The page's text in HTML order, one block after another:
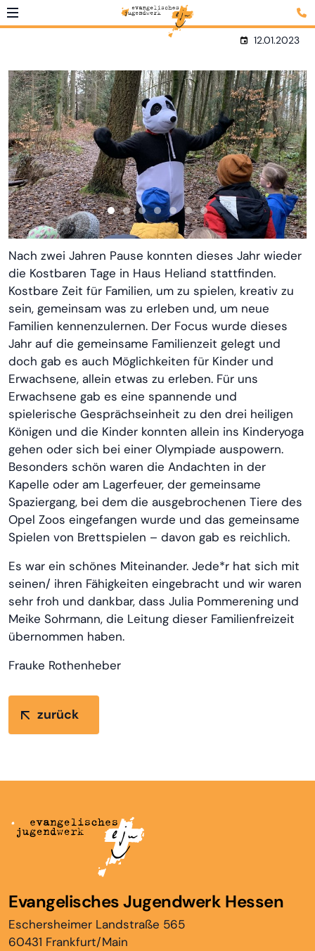
12.01.2023
Nach zwei Jahren Pause konnten dieses Jahr wieder
die Kostbaren Tage in Haus Heliand stattfinden.
Kostbare Zeit für Familien, um zu spielen, kreativ zu
sein, gemeinsam was zu erleben und, um neue
Familien kennenzulernen. Der Focus wurde dieses
Jahr auf die gemeinsame Familienzeit gelegt und
doch gab es auch Möglichkeiten für Kinder und
Erwachsene, allein etwas zu erleben. Für uns
Erwachsene gab es eine spannende und
spielerische Gesprächseinheit zu den drei heiligen
Königen und die Kinder konnten allein ins Kinderyoga
gehen oder sich bei einer Olympiade auspowern.
Besonders schön waren die Andachten in der
Kapelle oder am Lagerfeuer, der gemeinsame
Spaziergang, bei dem die ausgebrochenen Tiere des
Opel Zoos eingefangen wurde und das gemeinsame
Spielen von Brettspielen – davon gab es reichlich.
Es war ein schönes Miteinander. Jede*r hat sich mit
seinen/ ihren Fähigkeiten eingebracht und wir waren
sehr froh und dankbar, dass Julia Pommerening und
Meike Sohrmann, die Leitung dieser Familienfreizeit
übernommen haben.
Frauke Rothenheber
zurück
Evangelisches Jugendwerk Hessen
Eschersheimer Landstraße 565
60431 Frankfurt/Main